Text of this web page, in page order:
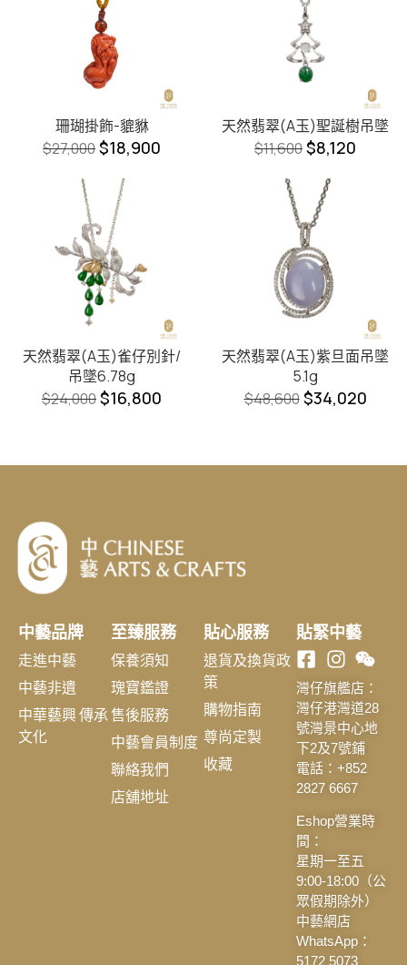
珊瑚掛飾-貔貅
$27,000$18,900
天然翡翠(A玉)聖誕樹吊墜
$11,600$8,120
天然翡翠(A玉)雀仔別針/
吊墜6.78g
$24,000$16,800
天然翡翠(A玉)紫旦面吊墜
5.1g
$48,600 $34,020
中藝品牌
走進中藝
中藝非遺
中華藝興 傳承
文化
至臻服務
保養須知
瑰寶鑑證
售後服務
中藝會員制度
聯絡我們
店舖地址
貼心服務
退貨及換貨政
策
購物指南
尊尚定製
收藏
貼緊中藝
灣仔旗艦店：
灣仔港灣道28
號灣景中心地
下2及7號鋪
電話：+852
2827 6667
Eshop營業時
間：
星期一至五
9:00-18:00（公
眾假期除外）
中藝網店
WhatsApp：
5172 5073